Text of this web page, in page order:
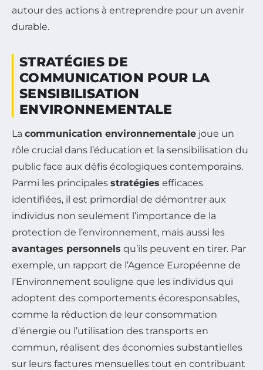
autour des actions à entreprendre pour un avenir
durable.
STRATÉGIES DE
COMMUNICATION POUR LA
SENSIBILISATION
ENVIRONNEMENTALE
La communication environnementale joue un
rôle crucial dans l’éducation et la sensibilisation du
public face aux défis écologiques contemporains.
Parmi les principales stratégies efficaces
identifiées, il est primordial de démontrer aux
individus non seulement l’importance de la
protection de l’environnement, mais aussi les
avantages personnels qu’ils peuvent en tirer. Par
exemple, un rapport de l’Agence Européenne de
l’Environnement souligne que les individus qui
adoptent des comportements écoresponsables,
comme la réduction de leur consommation
d’énergie ou l’utilisation des transports en
commun, réalisent des économies substantielles
sur leurs factures mensuelles tout en contribuant